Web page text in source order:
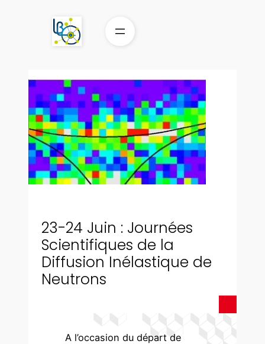
23-24 Juin : Journées
Scientifiques de la
Diffusion Inélastique de
Neutrons
A l’occasion du départ de